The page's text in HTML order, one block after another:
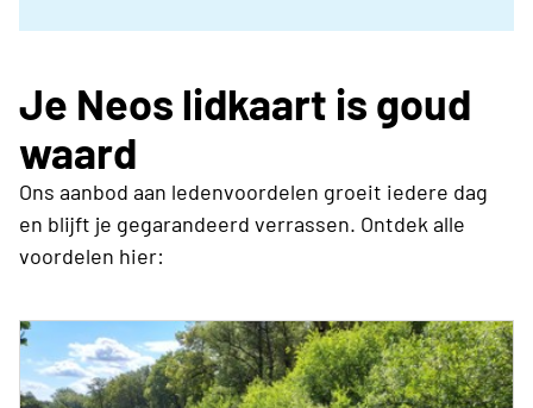
Je Neos lidkaart is goud
waard
Ons aanbod aan ledenvoordelen groeit iedere dag
en blijft je gegarandeerd verrassen. Ontdek alle
voordelen hier: